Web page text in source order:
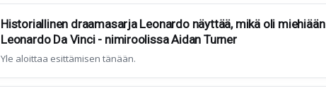
Historiallinen draamasarja Leonardo näyttää, mikä oli miehiään
Leonardo Da Vinci - nimiroolissa Aidan Turner
Yle aloittaa esittämisen tänään.